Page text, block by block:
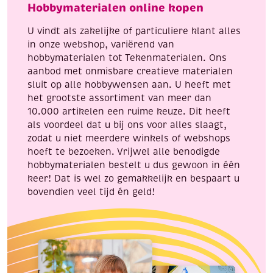
aantal
Hobbymaterialen online kopen
U vindt als zakelijke of particuliere klant alles
in onze webshop, variërend van
hobbymaterialen tot Tekenmaterialen. Ons
aanbod met onmisbare creatieve materialen
sluit op alle hobbywensen aan. U heeft met
het grootste assortiment van meer dan
10.000 artikelen een ruime keuze. Dit heeft
als voordeel dat u bij ons voor alles slaagt,
zodat u niet meerdere winkels of webshops
hoeft te bezoeken. Vrijwel alle benodigde
hobbymaterialen bestelt u dus gewoon in één
keer! Dat is wel zo gemakkelijk en bespaart u
bovendien veel tijd én geld!